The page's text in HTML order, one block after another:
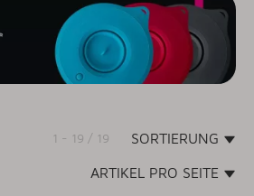
1 - 19 / 19 SORTIERUNG
ARTIKEL PRO SEITE